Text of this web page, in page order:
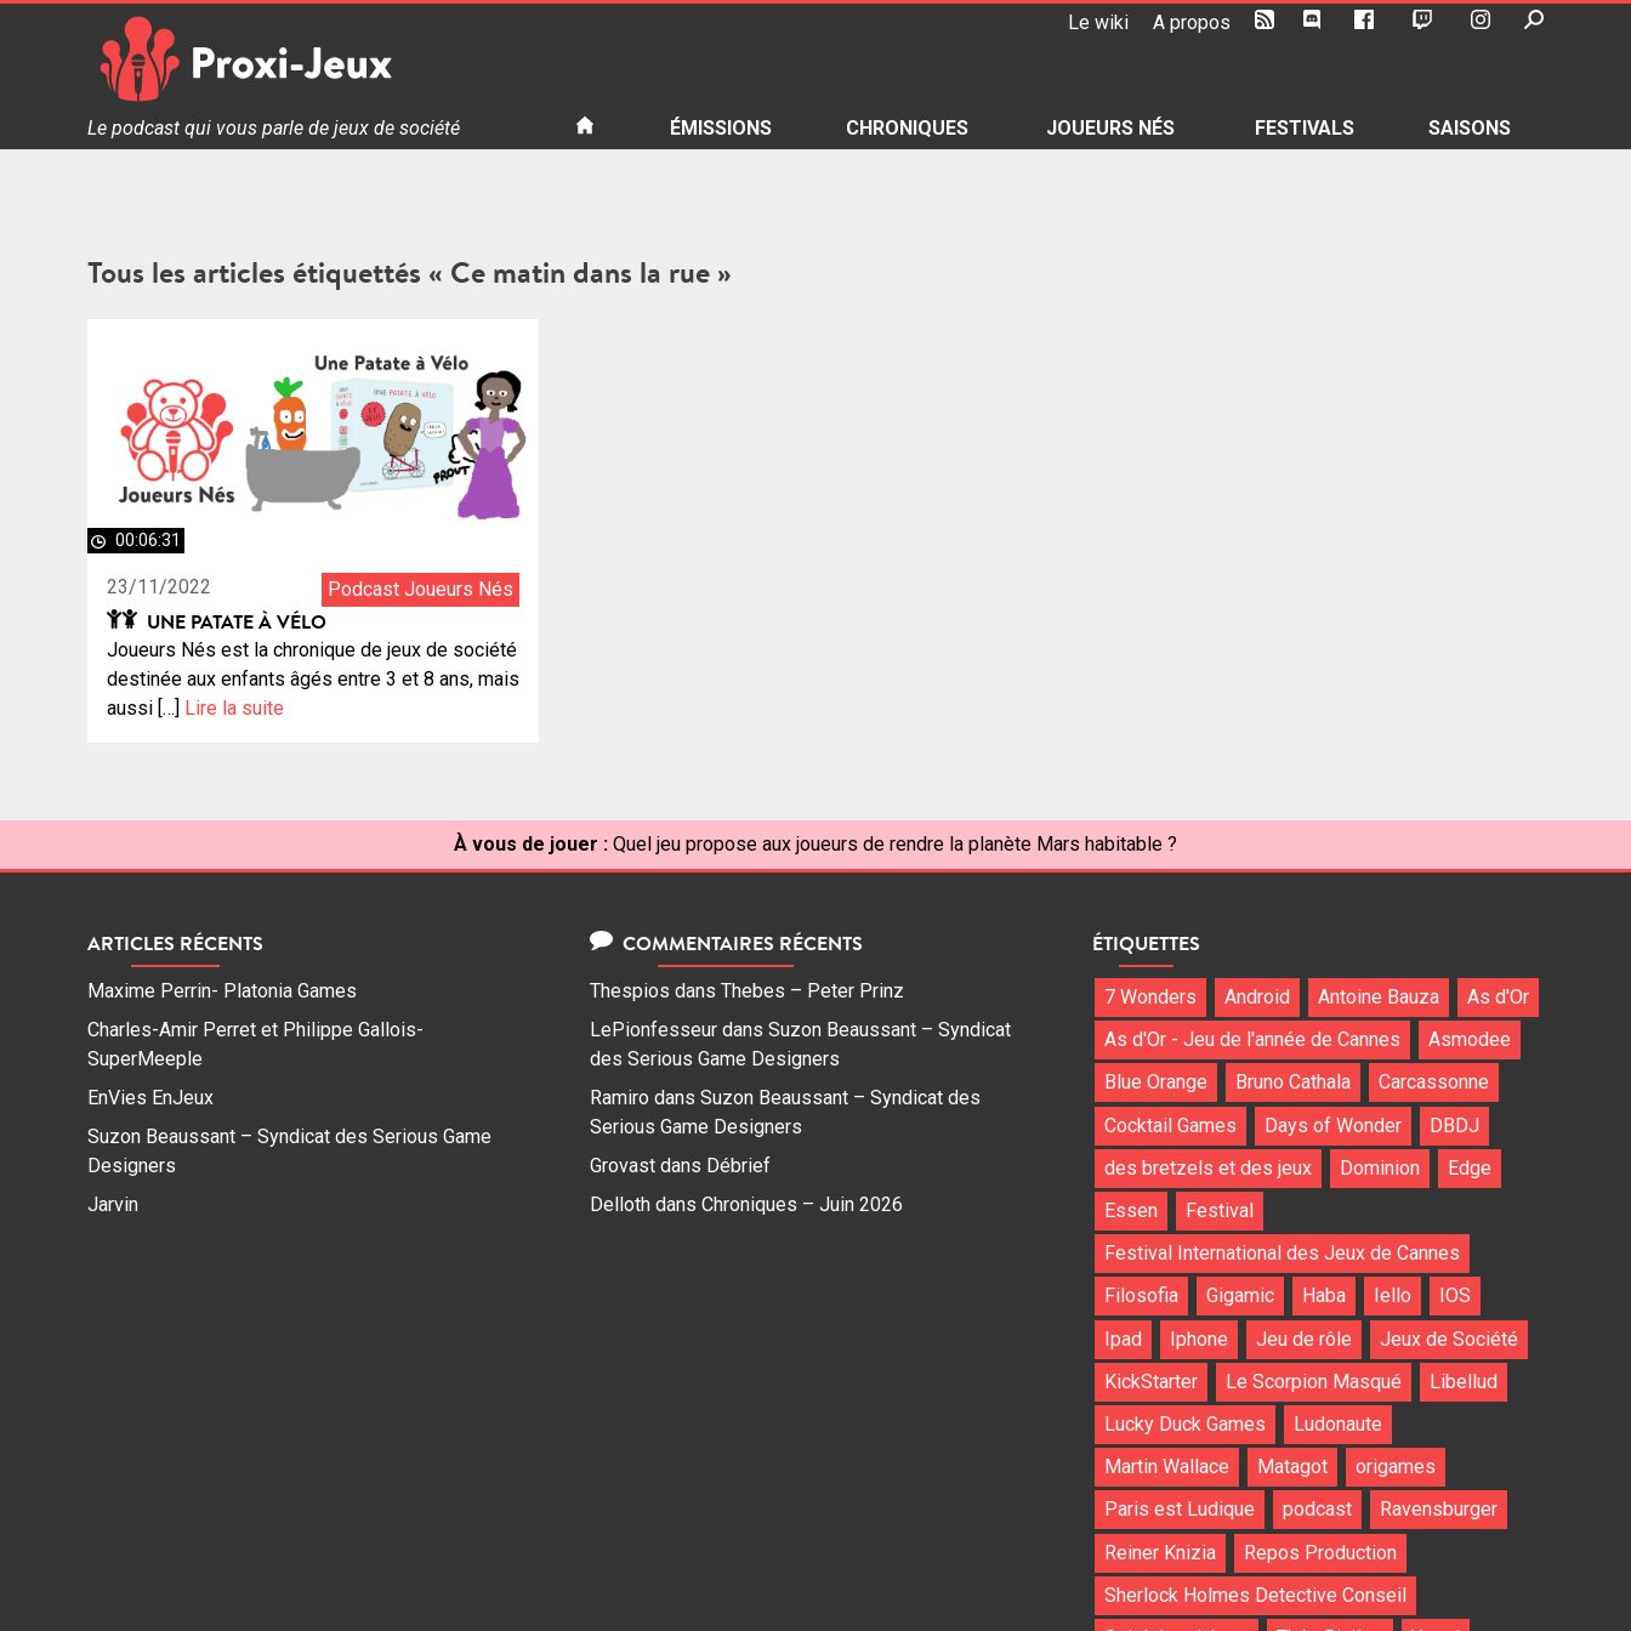
Le wiki A propos
Proxi Jeux - Le podcast qui vous parle de jeux de société
Le podcast qui vous parle de jeux de société ÉMISSIONS CHRONIQUES JOUEURS NÉS FESTIVALS SAISONS
Tous les articles étiquettés « Ce matin dans la rue »
00:06:31
23/11/2022 Podcast Joueurs Nés
UNE PATATE À VÉLO
Joueurs Nés est la chronique de jeux de société
destinée aux enfants âgés entre 3 et 8 ans, mais
aussi […]
Lire la suite
À vous de jouer : Quel jeu propose aux joueurs de rendre la planète Mars habitable ?
ARTICLES RÉCENTS
Maxime Perrin- Platonia Games
Charles-Amir Perret et Philippe Gallois-
SuperMeeple
EnVies EnJeux
Suzon Beaussant – Syndicat des Serious Game
Designers
Jarvin
COMMENTAIRES RÉCENTS
Thespios dans Thebes – Peter Prinz
LePionfesseur dans Suzon Beaussant – Syndicat
des Serious Game Designers
Ramiro dans Suzon Beaussant – Syndicat des
Serious Game Designers
Grovast dans Débrief
Delloth dans Chroniques – Juin 2026
ÉTIQUETTES
7 Wonders Android Antoine Bauza
As d'Or
As d'Or - Jeu de l'année de Cannes
Asmodee
Blue Orange
Bruno Cathala
Carcassonne
Cocktail Games
Days of Wonder
DBDJ
des bretzels et des jeux
Dominion
Edge
Essen
Festival
Festival International des Jeux de Cannes
Filosofia
Gigamic Haba Iello
IOS
Ipad
Iphone Jeu de rôle
Jeux de Société
KickStarter
Le Scorpion Masqué
Libellud
Lucky Duck Games
Ludonaute
Martin Wallace
Matagot
origames
Paris est Ludique
podcast
Ravensburger
Reiner Knizia
Repos Production
Sherlock Holmes Detective Conseil